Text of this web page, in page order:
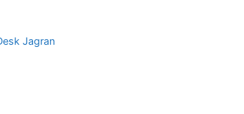
Jagran